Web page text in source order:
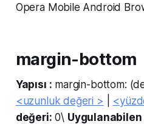
Opera Mobile Android
margin-bottom
Yapısı : margin-bottom:
<uzunluk değeri >
değeri: 0\